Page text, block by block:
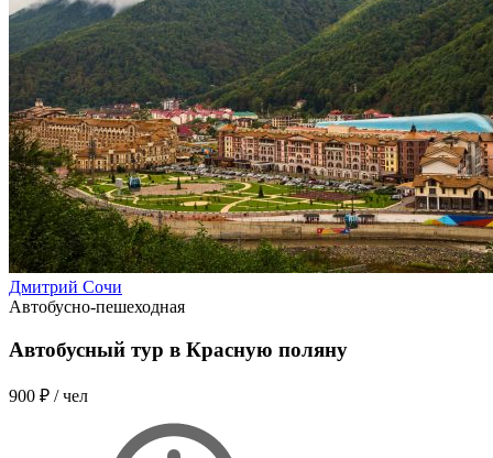
Дмитрий Сочи
Автобусно-пешеходная
Автобусный тур в Красную поляну
900 ₽ / чел